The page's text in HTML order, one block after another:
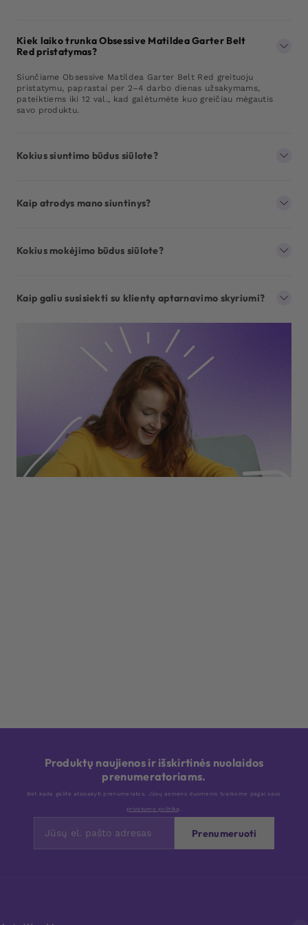
Kiek laiko trunka Obsessive Matildea Garter Belt
Red pristatymas?
Siunčiame Obsessive Matildea Garter Belt Red greituoju
pristatymu, paprastai per 2–4 darbo dienas užsakymams,
pateiktiems iki 12 val., kad galėtumėte kuo greičiau mėgautis
savo produktu.
Kokius siuntimo būdus siūlote?
Kaip atrodys mano siuntinys?
Kokius mokėjimo būdus siūlote?
Kaip galiu susisiekti su klientų aptarnavimo skyriumi?
Produktų naujienos ir išskirtinės nuolaidos
prenumeratoriams.
Bet kada galite atsisakyti prenumeratos. Jūsų asmens duomenis tvarkome pagal savo
privatumo politiką .
Prenumeruoti